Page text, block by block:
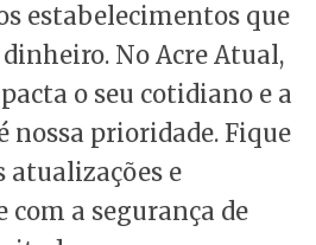
estabelecimentos que
No Acre Atual,
o seu cotidiano e a
nossa prioridade. Fique
atualizações e
com a segurança de